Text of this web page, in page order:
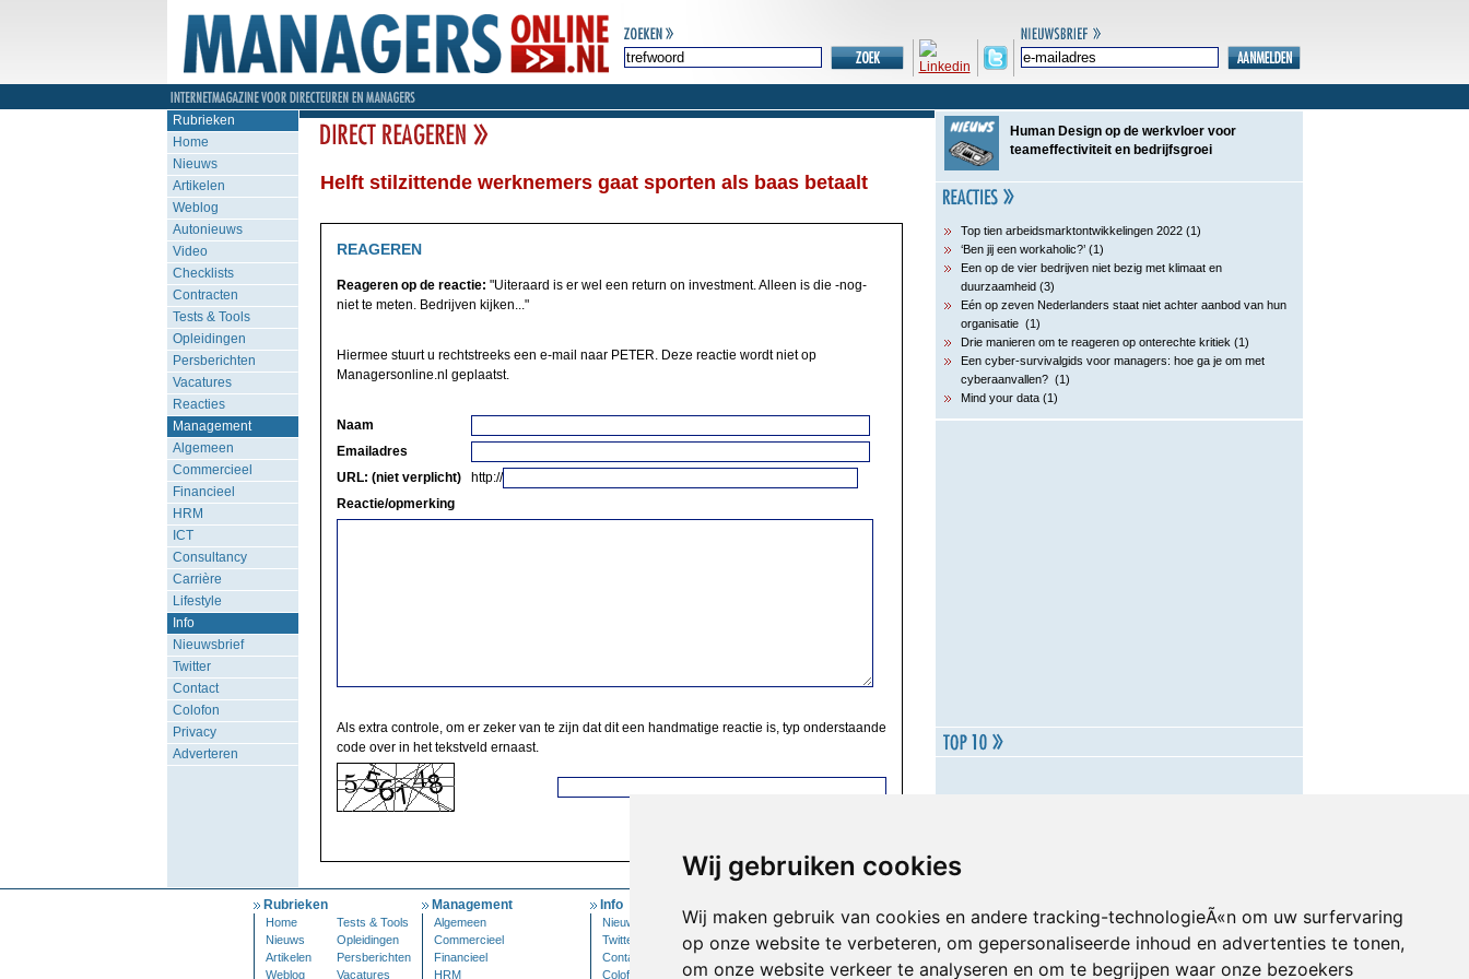
Wij gebruiken cookies
Wij maken gebruik van cookies en andere tracking-technologieÃ«n om uw surfervaring
op onze website te verbeteren, om gepersonaliseerde inhoud en advertenties te tonen,
om onze website verkeer te analyseren en om te begrijpen waar onze bezoekers
Rubrieken
Home
Nieuws
Artikelen
Weblog
Autonieuws
Video
Checklists
Contracten
Tests & Tools
Opleidingen
Persberichten
Vacatures
Reacties
Management
Algemeen
Commercieel
Financieel
HRM
ICT
Consultancy
Carrière
Lifestyle
Info
Nieuwsbrief
Twitter
Contact
Colofon
Privacy
Adverteren
Helft stilzittende werknemers gaat sporten als baas betaalt
REAGEREN
Reageren op de reactie: "Uiteraard is er wel een return on investment. Alleen is die -nog-
niet te meten. Bedrijven kijken..."
Hiermee stuurt u rechtstreeks een e-mail naar PETER. Deze reactie wordt niet op
Managersonline.nl geplaatst.
Naam
Emailadres
URL: (niet verplicht)
http://
Reactie/opmerking
Als extra controle, om er zeker van te zijn dat dit een handmatige reactie is, typ onderstaande
code over in het tekstveld ernaast.
Human Design op de werkvloer voor
teameffectiviteit en bedrijfsgroei
Top tien arbeidsmarktontwikkelingen 2022 (1)
‘Ben jij een workaholic?’ (1)
Een op de vier bedrijven niet bezig met klimaat en
duurzaamheid (3)
Eén op zeven Nederlanders staat niet achter aanbod van hun
organisatie (1)
Drie manieren om te reageren op onterechte kritiek (1)
Een cyber-survivalgids voor managers: hoe ga je om met
cyberaanvallen? (1)
Mind your data (1)
Rubrieken
Home
Tests & Tools
Nieuws
Opleidingen
Artikelen
Persberichten
Weblog
Vacatures
Management
Algemeen
Commercieel
Financieel
HRM
Info
Nieuwsbrief
Twitter
Contact
Colofon
Inloggen